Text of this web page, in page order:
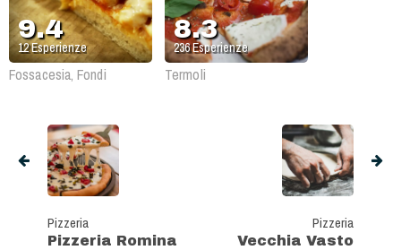
9.4
12Esperienze
Fossacesia, Fondi
8.3
236Esperienze
Termoli
Pizzeria
Pizzeria Romina
Pizzeria
Vecchia Vasto